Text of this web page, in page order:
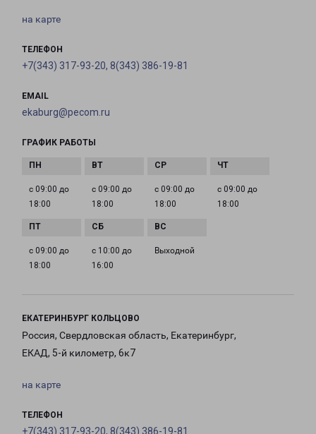
на карте
ТЕЛЕФОН
+7(343) 317-93-20, 8(343) 386-19-81
EMAIL
ekaburg@pecom.ru
ГРАФИК РАБОТЫ
с 09:00 до
18:00
с 09:00 до
18:00
с 09:00 до
18:00
с 09:00 до
18:00
с 09:00 до
18:00
с 10:00 до
16:00
Выходной
ЕКАТЕРИНБУРГ КОЛЬЦОВО
Россия, Свердловская область, Екатеринбург,
ЕКАД, 5-й километр, 6к7
на карте
ТЕЛЕФОН
+7(343) 317-93-20, 8(343) 386-19-81